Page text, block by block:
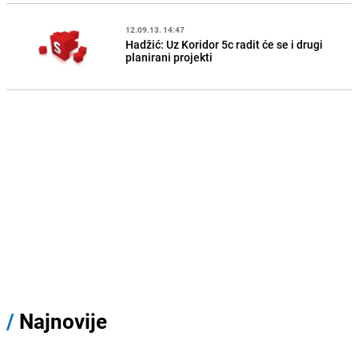
12.09.13. 14:47
Hadžić: Uz Koridor 5c radit će se i drugi
planirani projekti
/ Najnovije